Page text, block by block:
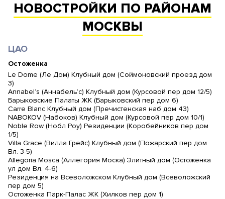
НОВОСТРОЙКИ ПО РАЙОНАМ
МОСКВЫ
ЦАО
Остоженка
Le Dome (Ле Дом) Клубный дом (Соймоновский проезд дом
3)
Annabel’s (Аннабель’с) Клубный дом (Курсовой пер дом 12/5)
Барыковские Палаты ЖК (Барыковский пер дом 6)
Carre Blanc Клубный дом (Пречистенская наб дом 43)
NABOKOV (Набоков) Клубный дом (Курсовой пер дом 10/1)
Noble Row (Нобл Роу) Резиденции (Коробейников пер дом
1/5)
Villa Grace (Вилла Грейс) Клубный дом (Пожарский пер дом
Вл. 3-5)
Allegoria Mosca (Аллегория Моска) Элитный дом (Остоженка
ул дом Вл. 4-6)
Резиденция на Всеволожском Клубный дом (Всеволожский
пер дом 5)
Остоженка Парк-Палас ЖК (Хилков пер дом 1)